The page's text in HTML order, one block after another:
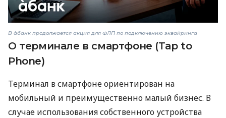
В àбанк продолжается акция для ФЛП по подключению эквайринга
О терминале в смартфоне (Tap to
Phone)
Терминал в смартфоне ориентирован на
мобильный и преимущественно малый бизнес. В
случае использования собственного устройства